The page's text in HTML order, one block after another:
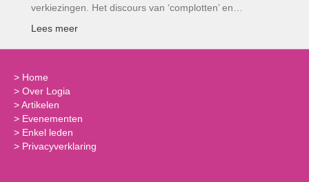
verkiezingen. Het discours van ‘complotten’ en…
Lees meer
> Home
> Over Logia
>Artikelen
> Evenementen
> Enkel leden
> Privacyverklaring